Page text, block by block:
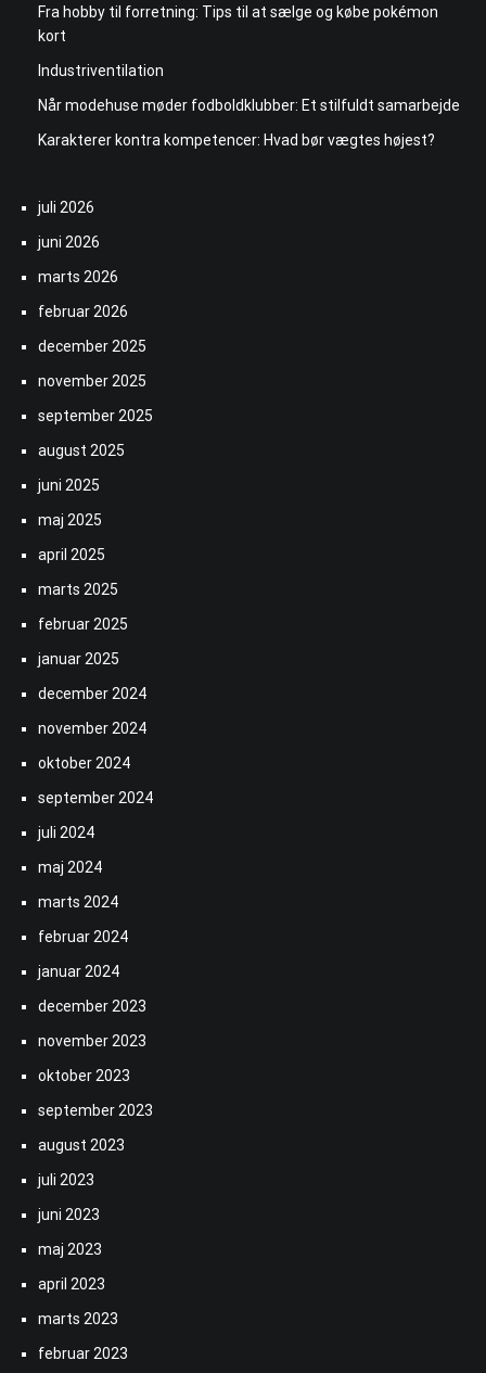
Fra hobby til forretning: Tips til at sælge og købe pokémon
kort
Industriventilation
Når modehuse møder fodboldklubber: Et stilfuldt samarbejde
Karakterer kontra kompetencer: Hvad bør vægtes højest?
juli 2026
juni 2026
marts 2026
februar 2026
december 2025
november 2025
september 2025
august 2025
juni 2025
maj 2025
april 2025
marts 2025
februar 2025
januar 2025
december 2024
november 2024
oktober 2024
september 2024
juli 2024
maj 2024
marts 2024
februar 2024
januar 2024
december 2023
november 2023
oktober 2023
september 2023
august 2023
juli 2023
juni 2023
maj 2023
april 2023
marts 2023
februar 2023